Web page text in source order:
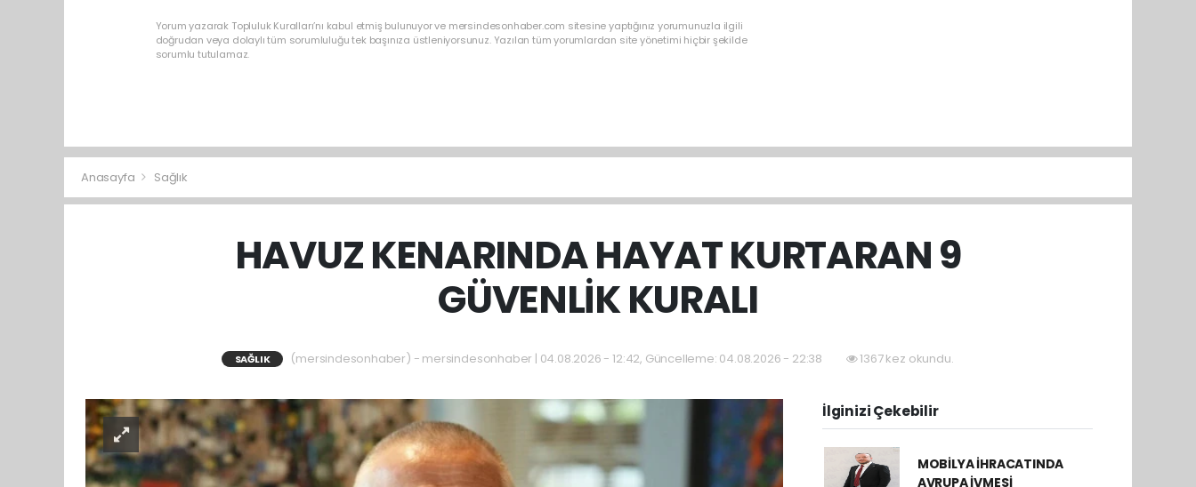
Yorum yazarak Topluluk Kuralları’nı kabul etmiş bulunuyor ve mersindesonhaber.com sitesine yaptığınız yorumunuzla ilgili
doğrudan veya dolaylı tüm sorumluluğu tek başınıza üstleniyorsunuz. Yazılan tüm yorumlardan site yönetimi hiçbir şekilde
sorumlu tutulamaz.
Anasayfa Sağlık
HAVUZ KENARINDA HAYAT KURTARAN 9
GÜVENLİK KURALI
SAĞLIK (mersindesonhaber) - mersindesonhaber | 04.08.2026 - 12:42, Güncelleme: 04.08.2026 - 22:38 1367 kez okundu.
İlginizi Çekebilir
MOBİLYA İHRACATINDA
AVRUPA İVMESİ